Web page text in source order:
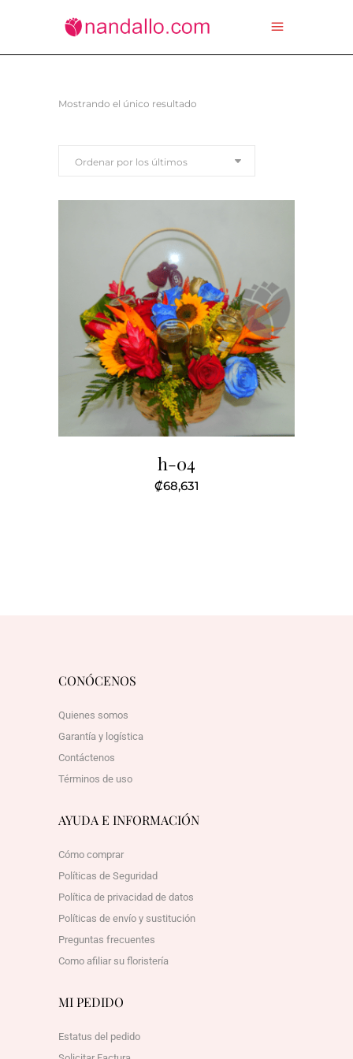
Mostrando el único resultado
Ordenar por los últimos
h-04
₡68,631
CONÓCENOS
Quienes somos
Garantía y logística
Contáctenos
Términos de uso
AYUDA E INFORMACIÓN
Cómo comprar
Políticas de Seguridad
Política de privacidad de datos
Políticas de envío y sustitución
Preguntas frecuentes
Como afiliar su floristería
MI PEDIDO
Estatus del pedido